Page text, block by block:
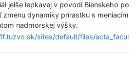
jelše lepkavej v povodí Bienskeho
zmenu dynamiky prírastku s meniacim
nadmorskej výšky.
sites/default/files/